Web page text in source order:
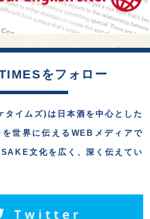
をフォロー
イムズ)は日本酒を中心とした
世界に伝えるWEBメディアで
文化を広く、深く伝えてい